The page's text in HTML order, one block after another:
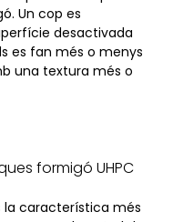
Un cop es
desactivada
es fan més o menys
una textura més o
formigó UHPC
la característica més